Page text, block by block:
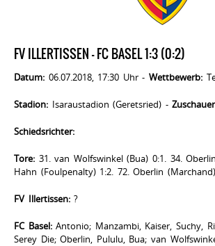
FV ILLERTISSEN - FC BASEL 1:3 (0:2)
Datum: 06.07.2018, 17:30 Uhr - Wettbewerb:
Stadion: Isaraustadion (Geretsried) -
Schiedsrichter:
Tore: 31. van Wolfswinkel (Bua) 0:1. 34.
Hahn (Foulpenalty) 1:2. 72. Oberlin
FV Illertissen:?
FC Basel:Antonio; Manzambi, Kaiser, Suchy,
Serey Die; Oberlin, Pululu, Bua; van